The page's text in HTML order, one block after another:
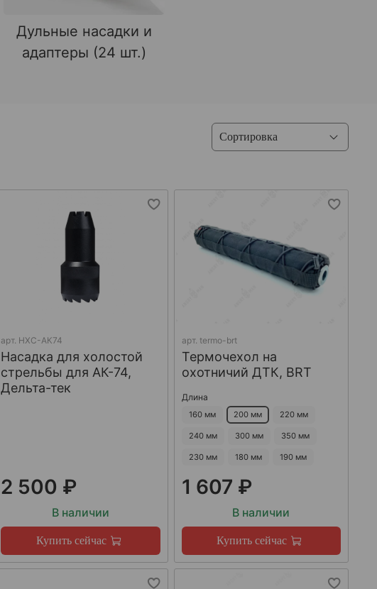
Дульные насадки и
адаптеры (24 шт.)
арт. НХС-АК74
Насадка для холостой
стрельбы для АК-74,
Дельта-тек
2 500 ₽
В наличии
Купить сейчас
арт. termo-brt
Термочехол на
охотничий ДТК, BRT
Длина
160 мм 200 мм 220 мм
240 мм 300 мм 350 мм
230 мм 180 мм 190 мм
1 607 ₽
В наличии
Купить сейчас